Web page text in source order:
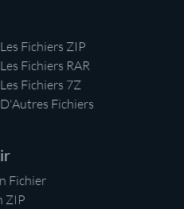
Fichiers ZIP
Fichiers RAR
Fichiers 7Z
Fichiers
Fichier
ZIP